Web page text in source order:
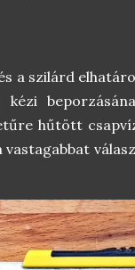
a szilárd
hűtött
vastagabbat